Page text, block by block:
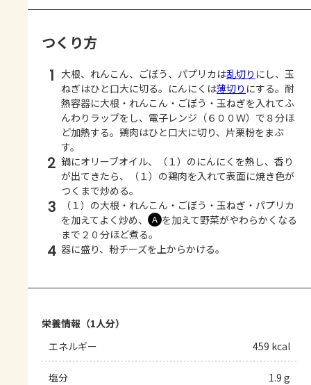
つくり方
1 大根、れんこん、ごぼう、パプリカは乱切り にし、玉
ねぎはひと口大に切る。にんにくは薄切り にする。耐
熱容器に大根・れんこん・ごぼう・玉ねぎを入れてふ
んわりラップをし、電子レンジ（６００Ｗ）で８分ほ
ど加熱する。鶏肉はひと口大に切り、片栗粉をまぶ
す。
2 鍋にオリーブオイル、（１）のにんにくを熱し、香り
が出てきたら、（１）の鶏肉を入れて表面に焼き色が
つくまで炒める。
3
（１）の大根・れんこん・ごぼう・玉ねぎ・パプリカ
を加えてよく炒め、
Ａ を加えて野菜がやわらかくなる
まで２０分ほど煮る。
4 器に盛り、粉チーズを上からかける。
栄養情報（1人分）
エネルギー
459 kcal
塩分 1.9 g